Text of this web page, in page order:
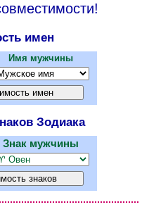
имен
Имя мужчины
Зодиака
Знак мужчины